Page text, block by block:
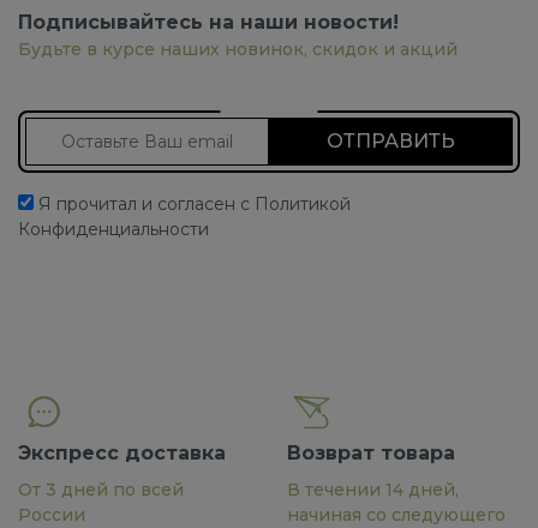
Подписывайтесь на наши новости!
Будьте в курсе наших новинок, скидок и акций
Я прочитал и согласен с Политикой
Конфиденциальности
Экспресс доставка
От 3 дней по всей
России
Возврат товара
В течении 14 дней,
начиная со следующего